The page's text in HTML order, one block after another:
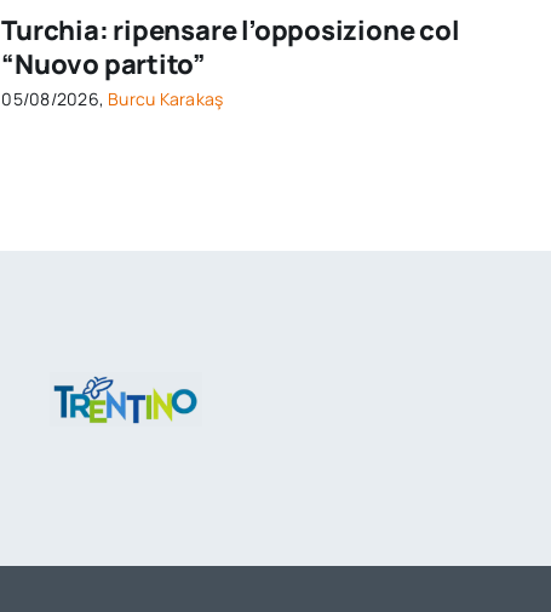
Turchia: ripensare l’opposizione col
“Nuovo partito”
05/08/2026, Burcu Karakaş